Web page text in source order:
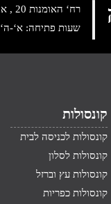
רח‘ האומנות 20 , א.ת חדש נתניה, טלפון:
שעות פתיחה: א‘-ה‘ 10:00-18:00 , שישי: 9:00-14:00
קונסולות
קונסולות לכניסה לבית
קונסולות לסלון
קונסולות עץ וברזל
קונסולות כפריות